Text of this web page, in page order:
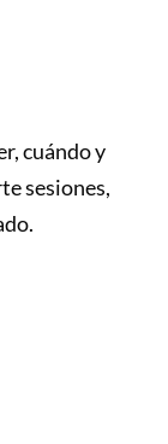
cuándo y
sesiones,